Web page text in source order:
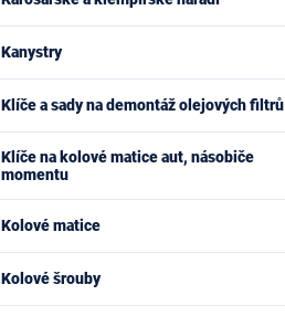
Kanystry
Klíče a sady na demontáž olejových filtrů
Klíče na kolové matice aut, násobiče
momentu
Kolové matice
Kolové šrouby